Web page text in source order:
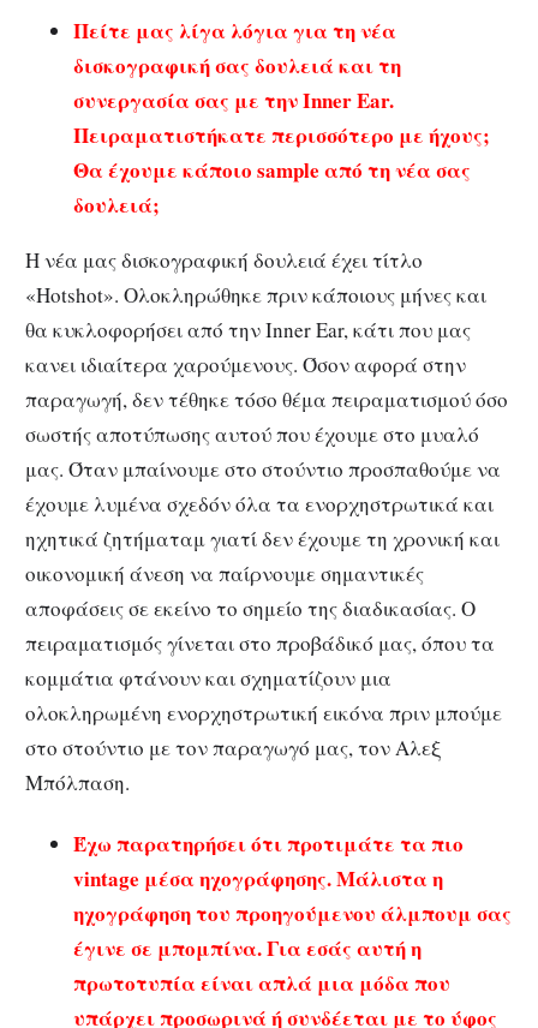
Πείτε μας λίγα λόγια για τη νέα
δισκογραφική σας δουλειά και τη
συνεργασία σας με την Inner Ear.
Πειραματιστήκατε περισσότερο με ήχους;
Θα έχουμε κάποιο sample από τη νέα σας
δουλειά;
Η νέα μας δισκογραφική δουλειά έχει τίτλο
«Hotshot». Ολοκληρώθηκε πριν κάποιους μήνες και
θα κυκλοφορήσει από την Inner Ear, κάτι που μας
κανει ιδιαίτερα χαρούμενους. Όσον αφορά στην
παραγωγή, δεν τέθηκε τόσο θέμα πειραματισμού όσο
σωστής αποτύπωσης αυτού που έχουμε στο μυαλό
μας. Όταν μπαίνουμε στο στούντιο προσπαθούμε να
έχουμε λυμένα σχεδόν όλα τα ενορχηστρωτικά και
ηχητικά ζητήματαμ γιατί δεν έχουμε τη χρονική και
οικονομική άνεση να παίρνουμε σημαντικές
αποφάσεις σε εκείνο το σημείο της διαδικασίας. Ο
πειραματισμός γίνεται στο προβάδικό μας, όπου τα
κομμάτια φτάνουν και σχηματίζουν μια
ολοκληρωμένη ενορχηστρωτική εικόνα πριν μπούμε
στο στούντιο με τον παραγωγό μας, τον Aλεξ
Μπόλπαση.
Έχω παρατηρήσει ότι προτιμάτε τα πιο
vintage μέσα ηχογράφησης. Μάλιστα η
ηχογράφηση του προηγούμενου άλμπουμ σας
έγινε σε μπομπίνα. Για εσάς αυτή η
πρωτοτυπία είναι απλά μια μόδα που
υπάρχει προσωρινά ή συνδέεται με το ύφος